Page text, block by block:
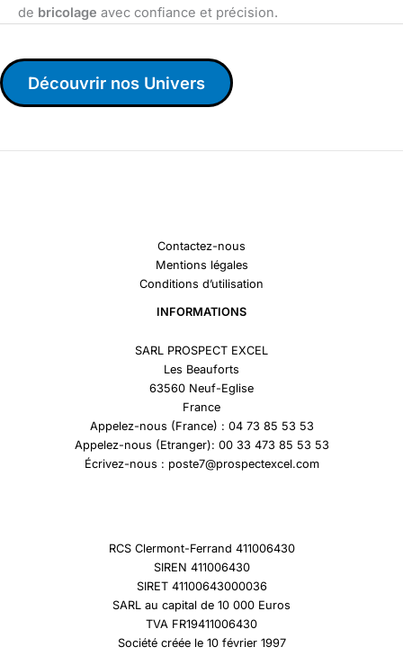
de bricolage avec confiance et précision.
Découvrir nos Univers
Contactez-nous
Mentions légales
Conditions d’utilisation
INFORMATIONS
SARL PROSPECT EXCEL
Les Beauforts
63560 Neuf-Eglise
France
Appelez-nous (France) : 04 73 85 53 53
Appelez-nous (Etranger): 00 33 473 85 53 53
Écrivez-nous : poste7@prospectexcel.com
RCS Clermont-Ferrand 411006430
SIREN 411006430
SIRET 41100643000036
SARL au capital de 10 000 Euros
TVA FR19411006430
Société créée le 10 février 1997